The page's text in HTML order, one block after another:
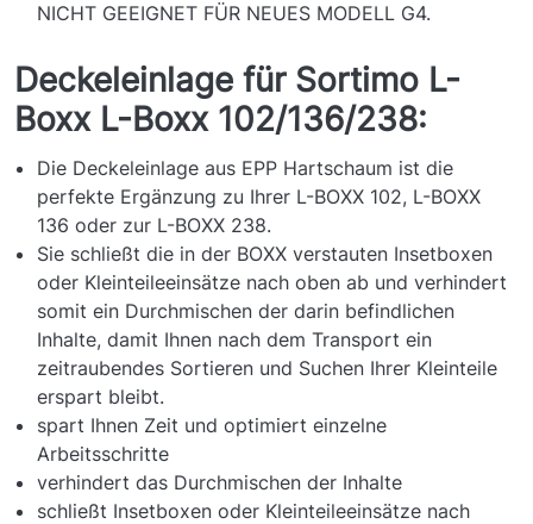
NICHT GEEIGNET FÜR NEUES MODELL G4.
Deckeleinlage für Sortimo L-
Boxx L-Boxx 102/136/238:
Die Deckeleinlage aus EPP Hartschaum ist die
perfekte Ergänzung zu Ihrer L-BOXX 102, L-BOXX
136 oder zur L-BOXX 238.
Sie schließt die in der BOXX verstauten Insetboxen
oder Kleinteileeinsätze nach oben ab und verhindert
somit ein Durchmischen der darin befindlichen
Inhalte, damit Ihnen nach dem Transport ein
zeitraubendes Sortieren und Suchen Ihrer Kleinteile
erspart bleibt.
spart Ihnen Zeit und optimiert einzelne
Arbeitsschritte
verhindert das Durchmischen der Inhalte
schließt Insetboxen oder Kleinteileeinsätze nach